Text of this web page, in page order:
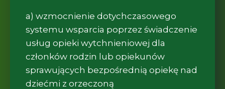
a) wzmocnienie dotychczasowego
systemu wsparcia poprzez świadczenie
usług opieki wytchnieniowej dla
członków rodzin lub opiekunów
sprawujących bezpośrednią opiekę nad
dziećmi z orzeczoną